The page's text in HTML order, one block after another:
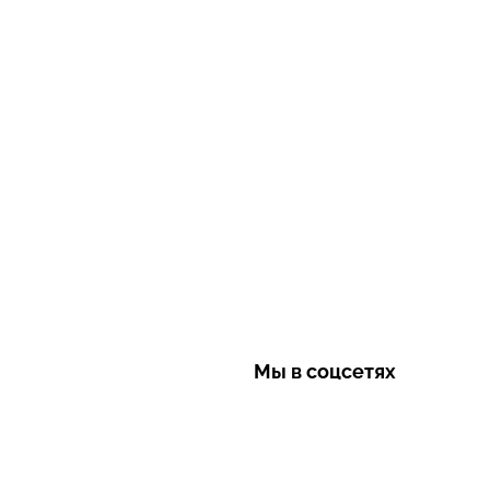
Мы в соцсетях